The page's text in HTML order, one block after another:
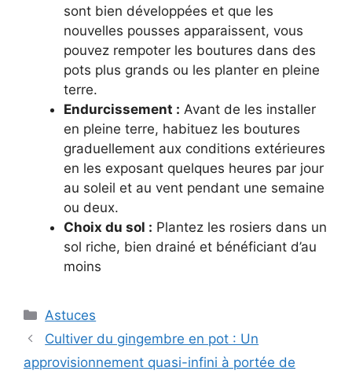
sont bien développées et que les
nouvelles pousses apparaissent, vous
pouvez rempoter les boutures dans des
pots plus grands ou les planter en pleine
terre.
Endurcissement : Avant de les installer
en pleine terre, habituez les boutures
graduellement aux conditions extérieures
en les exposant quelques heures par jour
au soleil et au vent pendant une semaine
ou deux.
Choix du sol : Plantez les rosiers dans un
sol riche, bien drainé et bénéficiant d’au
moins
Categories
Astuces
Cultiver du gingembre en pot : Un
approvisionnement quasi-infini à portée de